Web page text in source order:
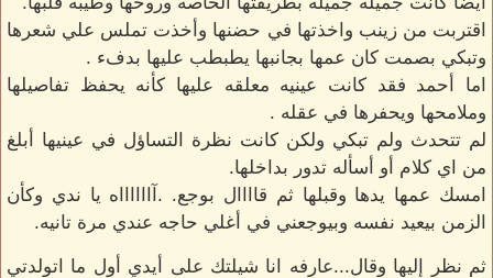
اقتربت من زينب واخذتها في حضنها وأخذت تملس علي شعرها
وتبكي بصمت كان عمها بجانبها يطبطب عليها بدفء .
اما أحمد فقد كانت عينيه معلقه عليها كأنه يحفظ تفاصيلها
وملامحها ويحفرها في عقله .
لم تتحدث ولم تبكي ولكن كانت نظرة التساؤل في عينيها أبلغ
من اي كلام أو أسأله تدور بداخلها.
امسك عمها يدها وقبلها ثم قاااال بوجع. .آااااااه يا ندي وكأن
الزمن بيعيد نفسه وبيوجعني في أغلي حاجه عندي مرة تانيه.
ثم نظر إليها وقال...عارفه انا شيلتك على أيدي أول ما اتولدتي